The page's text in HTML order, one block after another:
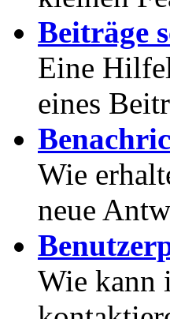
Beiträge
Eine
eines
Wie
neue
Wie kann